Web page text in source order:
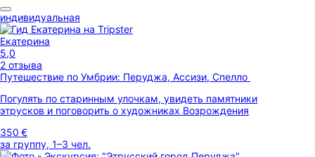
индивидуальная
Екатерина
5,0
2 отзыва
Путешествие по Умбрии: Перуджа, Ассизи, Спелло
Погулять по старинным улочкам, увидеть памятники
этрусков и поговорить о художниках Возрождения
350 €
за группу, 1–3 чел.